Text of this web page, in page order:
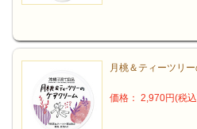
月桃＆ティーツリ
価格： 2,970円(税